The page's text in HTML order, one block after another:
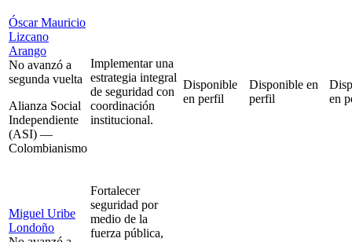
Óscar Mauricio
Lizcano
Arango
No avanzó a
segunda vuelta
Alianza Social
Independiente
(ASI) —
Colombianismo
Implementar una
estrategia integral
de seguridad con
coordinación
institucional.
Disponible
en perfil
Disponible en
perfil
en
Miguel Uribe
Londoño
Fortalecer
seguridad por
medio de la
fuerza pública,